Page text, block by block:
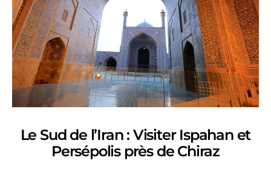
Le Sud de l’Iran : Visiter Ispahan et
Persépolis près de Chiraz